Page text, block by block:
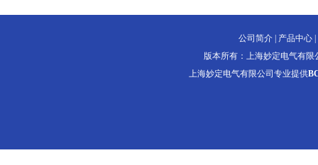
公司简介 产品中心
版本所有：上海妙定电气有
上海妙定电气有限公司专业提供